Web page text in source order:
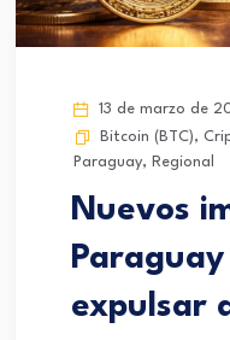
13 de marzo de
Bitcoin (BTC),
Paraguay, Regional
Nuevos
expulsar